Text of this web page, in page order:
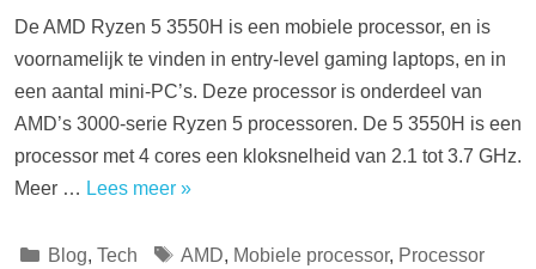
De AMD Ryzen 5 3550H is een mobiele processor, en is
voornamelijk te vinden in entry-level gaming laptops, en in
een aantal mini-PC’s. Deze processor is onderdeel van
AMD’s 3000-serie Ryzen 5 processoren. De 5 3550H is een
processor met 4 cores een kloksnelheid van 2.1 tot 3.7 GHz.
Meer … Lees meer »
Categorieën
Blog, Tech Tags
AMD, Mobiele processor, Processor